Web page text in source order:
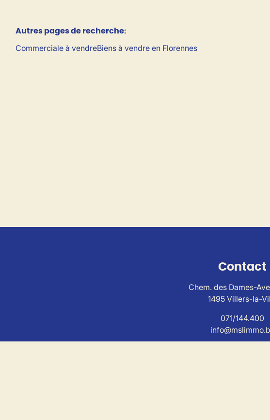
Autres pages de recherche:
Commerciale à vendreBiens à vendre en Florennes
Contact
Chem. des Dames-
1495 Villers-la-
071/144.400